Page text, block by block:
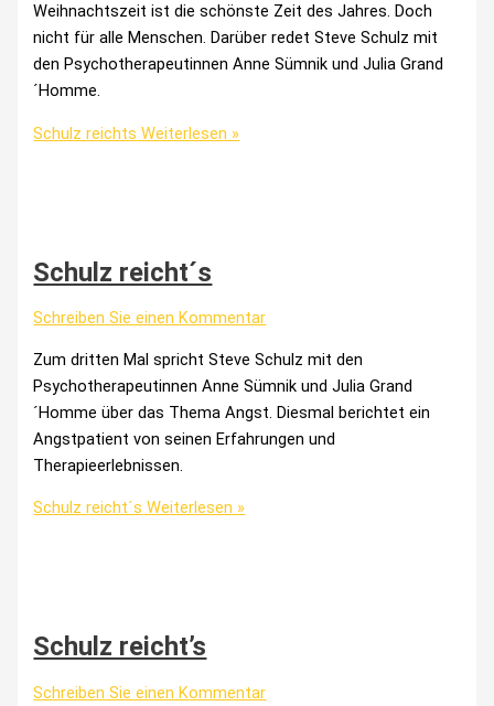
Weihnachtszeit ist die schönste Zeit des Jahres. Doch
nicht für alle Menschen. Darüber redet Steve Schulz mit
den Psychotherapeutinnen Anne Sümnik und Julia Grand
´Homme.
Schulz reichts Weiterlesen »
Schulz reicht´s
Schreiben Sie einen Kommentar
Zum dritten Mal spricht Steve Schulz mit den
Psychotherapeutinnen Anne Sümnik und Julia Grand
´Homme über das Thema Angst. Diesmal berichtet ein
Angstpatient von seinen Erfahrungen und
Therapieerlebnissen.
Schulz reicht´s Weiterlesen »
Schulz reicht’s
Schreiben Sie einen Kommentar